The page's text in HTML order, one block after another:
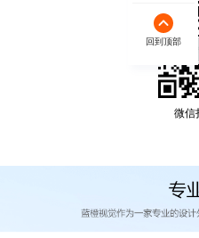
微信
回到顶部